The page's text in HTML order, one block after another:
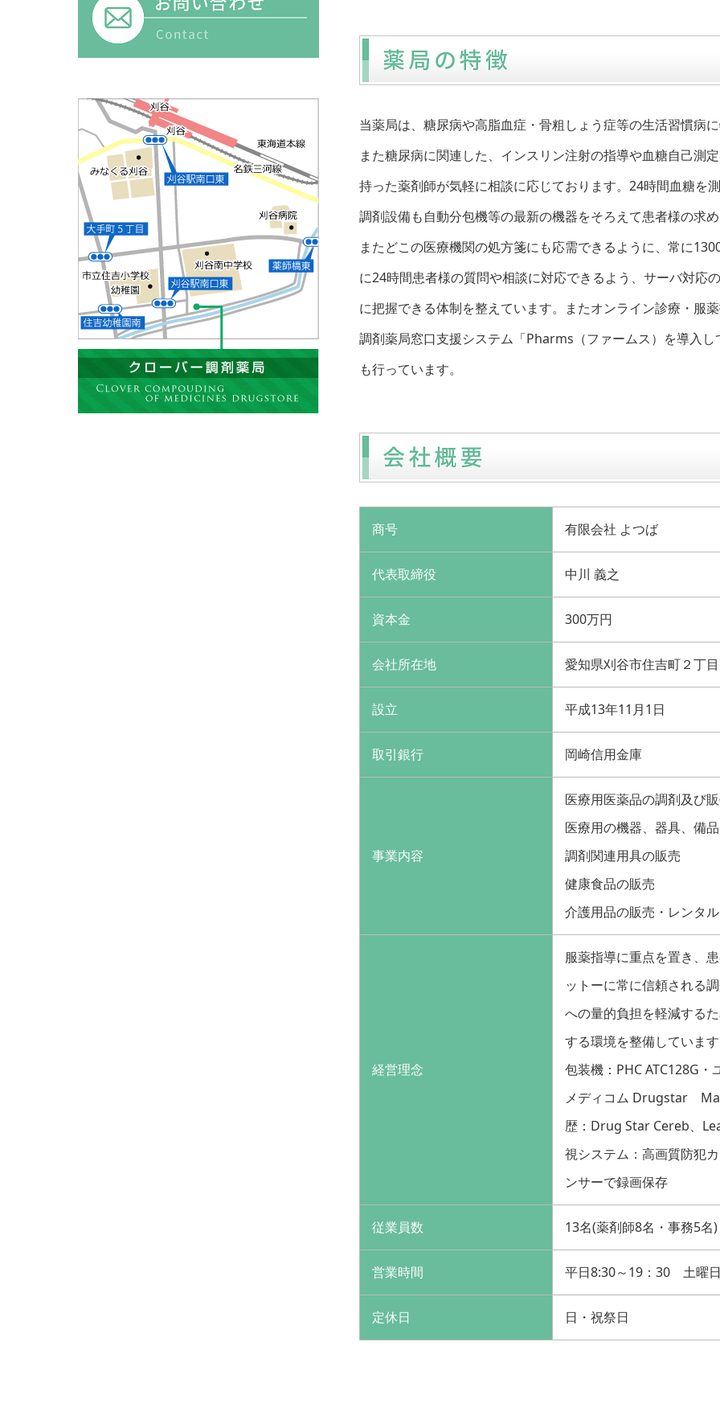
当薬局は、糖尿病や高脂血症・骨粗しょう症等の生活習慣病
また糖尿病に関連した、インスリン注射の指導や血糖自己測
持った薬剤師が気軽に相談に応じております。24時間血糖を
調剤設備も自動分包機等の最新の機器をそろえて患者様の求
またどこの医療機関の処方箋にも応需できるように、常に
に24時間患者様の質問や相談に対応できるよう、サーバ対応
に把握できる体制を整えています。またオンライン診療・服
調剤薬局窓口支援システム「Pharms（ファームス）を導入
も行っています。
商号 有限会社 よつば
代表取締役 中川 義之
資本金 300万円
会社所在地 愛知県刈谷市住吉町２丁
設立 平成13年11月1日
取引銀行 岡崎信用金庫
事業内容
医療用医薬品の調剤及び
医療用の機器、器具、備
調剤関連用具の販売
健康食品の販売
介護用品の販売・レンタル
経営理念
服薬指導に重点を置き、
ットーに常に信頼される
への量的負担を軽減する
する環境を整備していま
包装機：PHC ATC128G
メディコム Drugstar
歴：Drug Star Cereb、
視システム：高画質防犯
ンサーで録画保存
従業員数 13名(薬剤師8名・事務5名)
営業時間 平日8:30～19：30 土曜
定休日 日・祝祭日